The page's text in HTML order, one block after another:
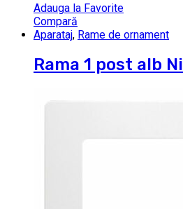
Adauga la Favorite
Compară
Aparataj, Rame de ornament
Rama 1 post alb